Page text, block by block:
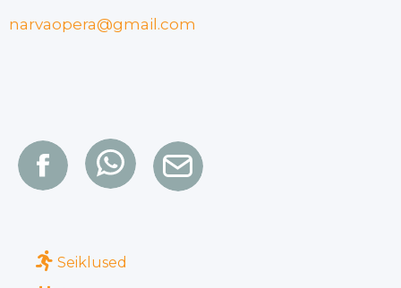
narvaopera@gmail.com
Seiklused